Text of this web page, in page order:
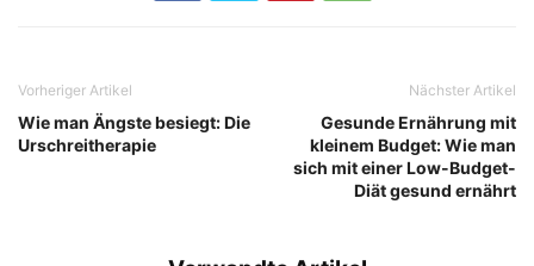
Vorheriger Artikel
Wie man Ängste besiegt: Die
Urschreitherapie
Nächster Artikel
Gesunde Ernährung mit
kleinem Budget: Wie man
sich mit einer Low-Budget-
Diät gesund ernährt